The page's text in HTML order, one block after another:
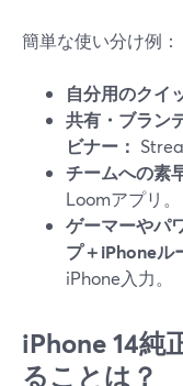
簡単な使い分け例：
自分用のクイ
共有・ブラン
ビナー：
チームへの素
Loomアプリ。
ゲーマーやパ
プ＋iPhoneル
iPhone入力。
iPhone 14純
ることは？